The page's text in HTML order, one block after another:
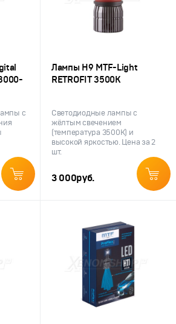
с
Лампы H9 MTF-Light
RETROFIT 3500K
Светодиодные лампы с
жёлтым свечением
(температура 3500K) и
высокой яркостью. Цена за 2
шт.
3 000руб.